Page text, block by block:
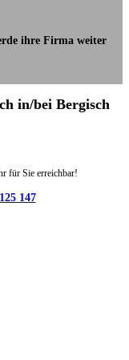
ihre Firma weiter
in/bei Bergisch
für Sie erreichbar!
147